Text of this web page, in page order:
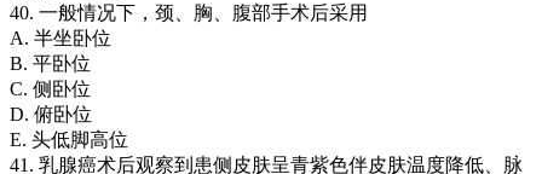
40. 一般情况下，颈、胸、腹部手术后采用
A. 半坐卧位
B. 平卧位
C. 侧卧位
D. 俯卧位
E. 头低脚高位
41. 乳腺癌术后观察到患侧皮肤呈青紫色伴皮肤温度降低、脉